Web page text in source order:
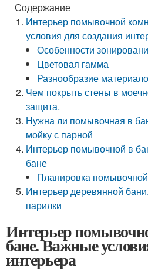
Содержание
Интерьер помывочной
условия для создания
Особенности
Цветовая гамма
Разнообразие
Чем покрыть стены в
защита.
Нужна ли помывочная в
мойку с парной
Интерьер помывочной в
бане
Планировка
Интерьер деревянной
парилки
Интерьер
бане. Важные
интерьера